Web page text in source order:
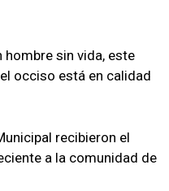
hombre sin vida, este
occiso está en calidad
recibieron el
a la comunidad de